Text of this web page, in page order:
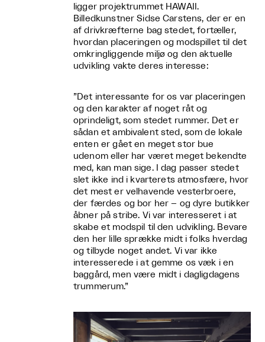
ligger projektrummet HAWAII.
Billedkunstner Sidse Carstens, der er en
af drivkræfterne bag stedet, fortæller,
hvordan placeringen og modspillet til det
omkringliggende miljø og den aktuelle
udvikling vakte deres interesse:
”Det interessante for os var placeringen
og den karakter af noget råt og
oprindeligt, som stedet rummer. Det er
sådan et ambivalent sted, som de lokale
enten er gået en meget stor bue
udenom eller har været meget bekendte
med, kan man sige. I dag passer stedet
slet ikke ind i kvarterets atmosfære, hvor
det mest er velhavende vesterbroere,
der færdes og bor her – og dyre butikker
åbner på stribe. Vi var interesseret i at
skabe et modspil til den udvikling. Bevare
den her lille sprække midt i folks hverdag
og tilbyde noget andet. Vi var ikke
interesserede i at gemme os væk i en
baggård, men være midt i dagligdagens
trummerum.”